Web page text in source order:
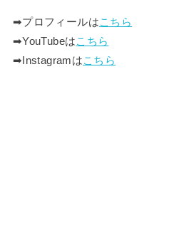
➡︎プロフィールはこちら
➡︎YouTubeはこちら
➡︎Instagramはこちら